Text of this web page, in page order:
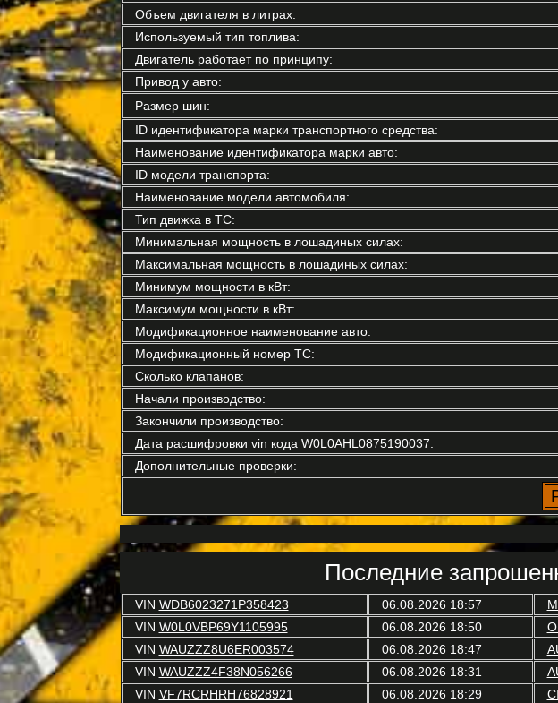
Объем двигателя в литрах:
Используемый тип топлива:
Двигатель работает по принципу:
Привод у авто:
Размер шин:
ID идентификатора марки транспортного средства:
Наименование идентификатора марки авто:
ID модели транспорта:
Наименование модели автомобиля:
Тип движка в ТС:
Минимальная мощность в лошадиных силах:
Максимальная мощность в лошадиных силах:
Минимум мощности в кВт:
Максимум мощности в кВт:
Модификационное наименование авто:
Модификационный номер ТС:
Сколько клапанов:
Начали производство:
Закончили производство:
Дата расшифровки vin кода W0L0AHL0875190037:
Дополнительные проверки:
Последние
VIN WDB6023271P358423 06.08.2026 18:57
VIN W0L0VBP69Y1105995 06.08.2026 18:50
VIN WAUZZZ8U6ER003574 06.08.2026 18:47
VIN WAUZZZ4F38N056266 06.08.2026 18:31
VIN VF7RCRHRH76828921 06.08.2026 18:29